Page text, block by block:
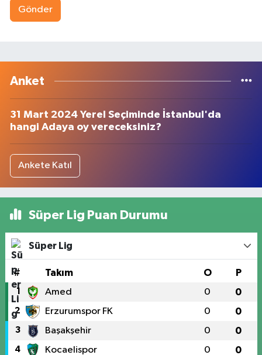
Gönder
Anket
31 Mart 2024 Yerel Seçiminde İstanbul'da
hangi Adaya oy vereceksiniz?
Ankete Katıl
Süper Lig Puan Durumu
Süper Lig
# Takım O P
1 Amed 0 0
2 Erzurumspor FK 0 0
3 Başakşehir 0 0
4 Kocaelispor 0 0